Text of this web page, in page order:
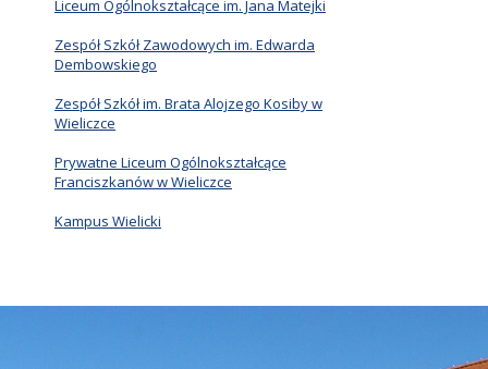
Liceum Ogólnokształcące im. Jana Matejki
Zespół Szkół Zawodowych im. Edwarda
Dembowskiego
Zespół Szkół im. Brata Alojzego Kosiby w
Wieliczce
Prywatne Liceum Ogólnokształcące
Franciszkanów w Wieliczce
Kampus Wielicki